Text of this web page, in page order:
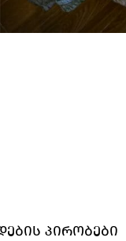
პირობები